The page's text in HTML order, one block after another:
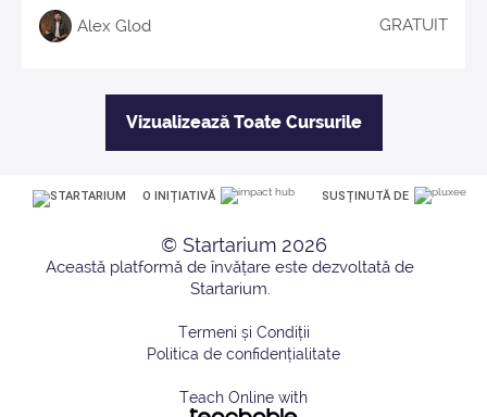
Alex Glod GRATUIT
Vizualizează Toate Cursurile
O INIȚIATIVĂ SUSȚINUTĂ DE
© Startarium 2026
Termeni și Condiții
Politica de confidențialitate
Teach Online with